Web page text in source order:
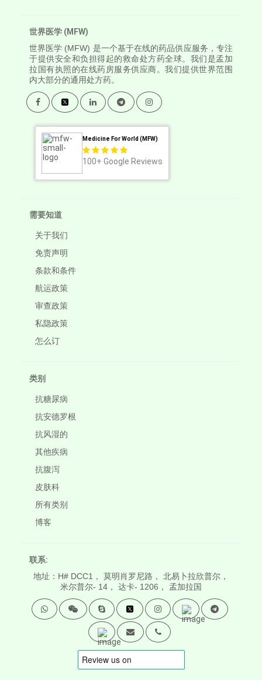
世界医学 (MFW)
世界医学 (MFW) 是一个基于在线的药品供应服务，专注
于提供安全和负担得起的救命处方药全球。我们是孟加
拉国有执照的在线药房服务供应商。我们提供世界范围
内大部分的通用处方药。
Medicine For World (MFW)
100+ Google Reviews
需要知道
关于我们
免责声明
条款和条件
航运政策
审查政策
私隐政策
怎么订
类别
抗糖尿病
抗安德罗根
抗风湿的
其他疾病
抗腹泻
皮肤科
所有类别
博客
联系:
地址：H# DCC1， 莫明肖罗尼路， 北易卜拉欣普尔，
米尔普尔- 14， 达卡- 1206， 孟加拉国